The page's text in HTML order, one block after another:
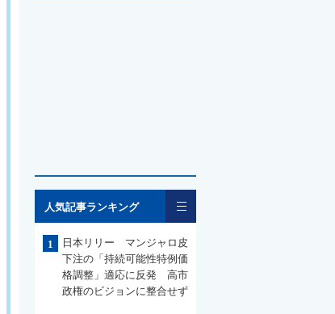
人気記事ランキング
1
日本リリー マンジャロ皮
下注の「持続可能性特例価
格調整」適応に反発 高市
政権のビジョンに整合せず